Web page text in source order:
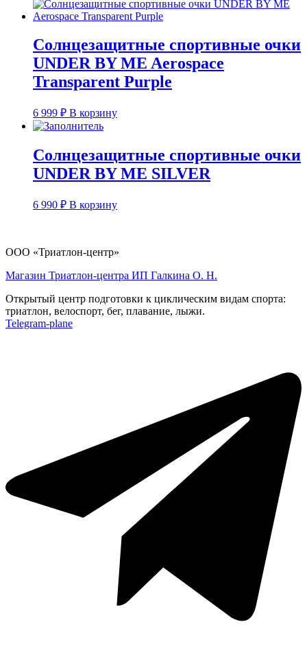
Солнцезащитные спортивные очки
UNDER BY ME Aerospace
Transparent Purple
6 999 ₽ В корзину
Солнцезащитные спортивные очки
UNDER BY ME SILVER
6 990 ₽ В корзину
ООО «Триатлон-центр»
Магазин Триатлон-центра ИП Галкина О. Н.
Открытый центр подготовки к циклическим видам спорта:
триатлон, велоспорт, бег, плавание, лыжи.
Telegram-plane